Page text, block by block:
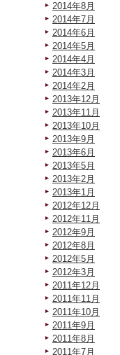
2014年8月
2014年7月
2014年6月
2014年5月
2014年4月
2014年3月
2014年2月
2013年12月
2013年11月
2013年10月
2013年9月
2013年6月
2013年5月
2013年2月
2013年1月
2012年12月
2012年11月
2012年9月
2012年8月
2012年5月
2012年3月
2011年12月
2011年11月
2011年10月
2011年9月
2011年8月
2011年7月